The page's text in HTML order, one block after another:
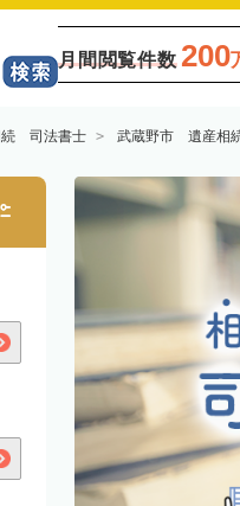
月間閲覧件数 200
司法書士 武蔵野市 遺産相